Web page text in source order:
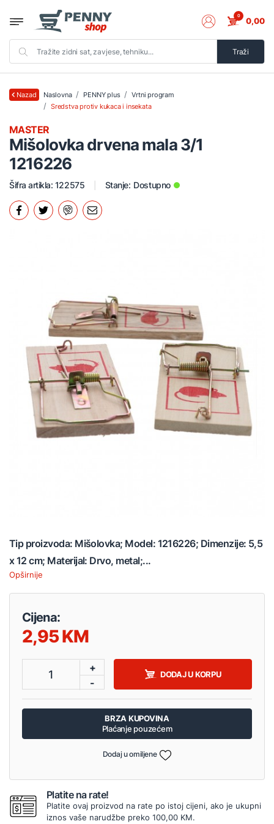
Traži
0 0,00
Nazad Naslovna PENNY plus
Vrtni program
Sredstva protiv kukaca i insekata
Mišolovka drvena mala 3/1
1216226
MASTER
Šifra artikla: 122575 Stanje: Dostupno
Tip proizvoda: Mišolovka; Model: 1216226; Dimenzije: 5,5
x 12 cm; Materijal: Drvo, metal;...
Opširnije
Cijena:
2,95
1
+
-
DODAJ U KORPU
BRZA KUPOVINA
Plaćanje pouzećem
Dodaj u omiljene
Platite na rate!
Platite ovaj proizvod na rate po istoj cijeni, ako je ukupni
iznos vaše narudžbe preko 100,00 KM.